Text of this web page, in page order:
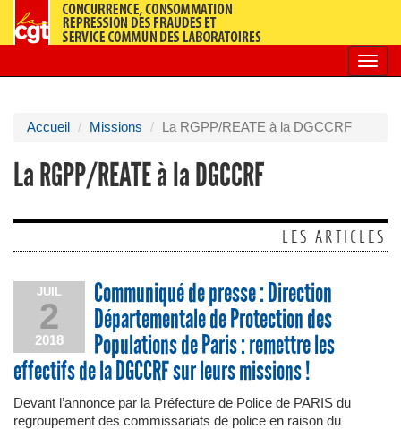
Accueil Missions La RGPP/REATE à la DGCCRF
La RGPP/REATE à la DGCCRF
LES ARTICLES
JUIL
2
2018
Communiqué de presse : Direction
Départementale de Protection des
Populations de Paris : remettre les
effectifs de la DGCCRF sur leurs missions !
Devant l’annonce par la Préfecture de Police de PARIS du
regroupement des commissariats de police en raison du